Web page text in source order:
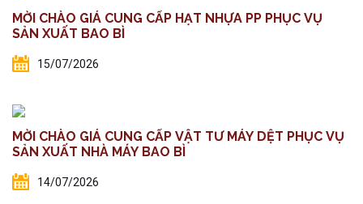
MỜI CHÀO GIÁ CUNG CẤP HẠT NHỰA PP PHỤC VỤ
SẢN XUẤT BAO BÌ
15/07/2026
MỜI CHÀO GIÁ CUNG CẤP VẬT TƯ MÁY DỆT PHỤC VỤ
SẢN XUẤT NHÀ MÁY BAO BÌ
14/07/2026